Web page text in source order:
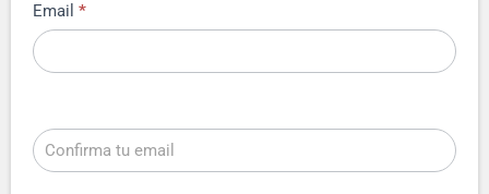
Email *